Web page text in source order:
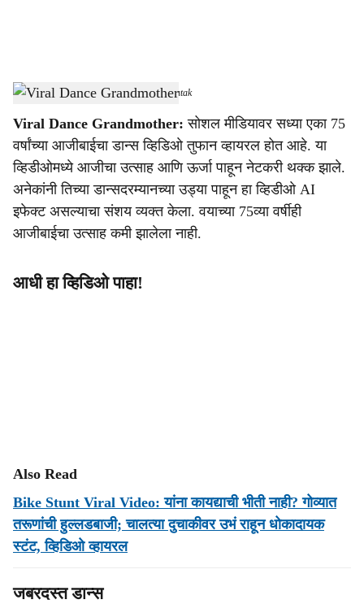
a
r
e
Viral Dance Grandmother-Dainik Gomantak
Viral Dance Grandmother: सोशल मीडियावर सध्या एका 75
वर्षांच्या आजीबाईचा डान्स व्हिडिओ तुफान व्हायरल होत आहे. या
व्हिडीओमध्ये आजीचा उत्साह आणि ऊर्जा पाहून नेटकरी थक्क झाले.
अनेकांनी तिच्या डान्सदरम्यानच्या उड्या पाहून हा व्हिडीओ AI
इफेक्ट असल्याचा संशय व्यक्त केला. वयाच्या 75व्या वर्षीही
आजीबाईचा उत्साह कमी झालेला नाही.
आधी हा व्हिडिओ पाहा!
Also Read
Bike Stunt Viral Video: यांना कायद्याची भीती नाही? गोव्यात
तरूणांची हुल्लडबाजी; चालत्या दुचाकीवर उभं राहून धोकादायक
स्टंट, व्हिडिओ व्हायरल
जबरदस्त डान्स